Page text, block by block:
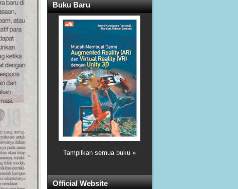
Buku Baru
Tampilkan semua buku »
Official Website